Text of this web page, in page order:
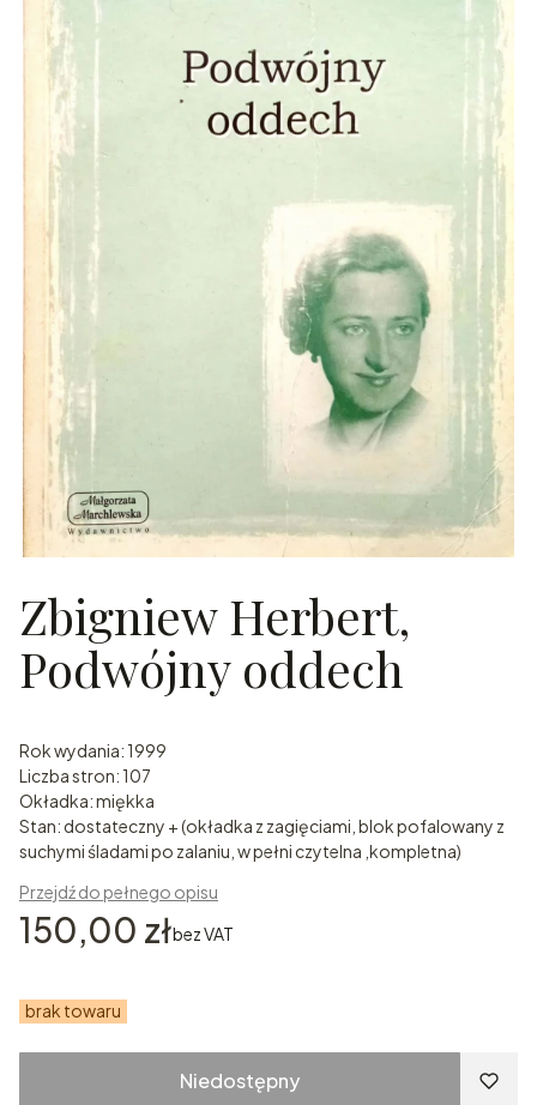
Zbigniew Herbert,
Podwójny oddech
Rok wydania: 1999
Liczba stron: 107
Okładka: miękka
Stan: dostateczny + (okładka z zagięciami, blok pofalowany z
suchymi śladami po zalaniu, w pełni czytelna ,kompletna)
Przejdź do pełnego opisu
Cena
150,00 złbez VAT
brak towaru
Niedostępny